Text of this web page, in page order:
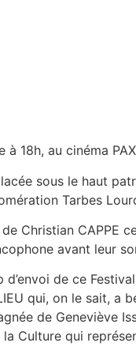
18h, au cinéma
sous le haut
Tarbes
Christian CAPPE
avant leur
d’envoi de ce
qui, on le sait,
de Geneviève
Culture qui